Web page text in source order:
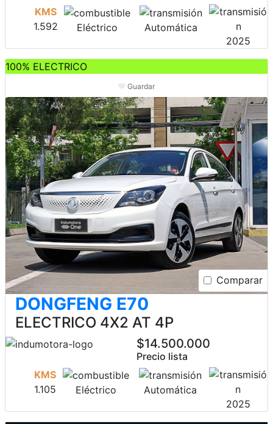
KMS
1.592
Eléctrico
Automática
2025
100% ELECTRICO
Guardar
Comparar
DONGFENG E70
ELECTRICO 4X2 AT 4P
$14.500.000
Precio lista
KMS
1.105
Eléctrico
Automática
2025